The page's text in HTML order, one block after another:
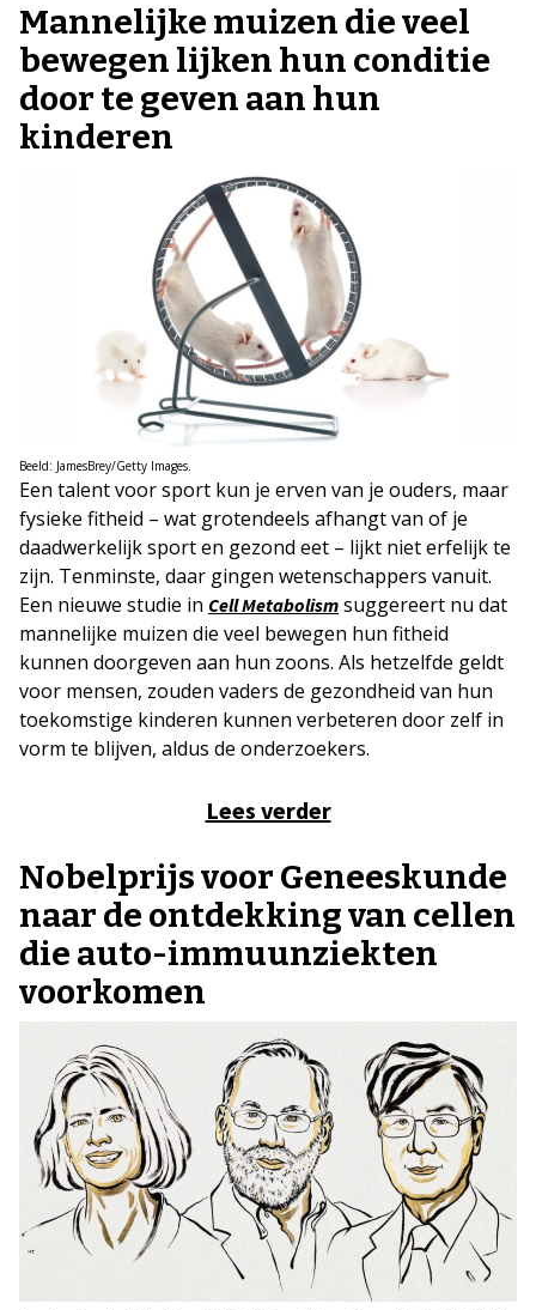
Mannelijke muizen die veel
bewegen lijken hun conditie
door te geven aan hun
kinderen
Beeld: JamesBrey/Getty Images.
Een talent voor sport kun je erven van je ouders, maar
fysieke fitheid – wat grotendeels afhangt van of je
daadwerkelijk sport en gezond eet – lijkt niet erfelijk te
zijn. Tenminste, daar gingen wetenschappers vanuit.
Een nieuwe studie in Cell Metabolism suggereert nu dat
mannelijke muizen die veel bewegen hun fitheid
kunnen doorgeven aan hun zoons. Als hetzelfde geldt
voor mensen, zouden vaders de gezondheid van hun
toekomstige kinderen kunnen verbeteren door zelf in
vorm te blijven, aldus de onderzoekers.
Lees verder
Nobelprijs voor Geneeskunde
naar de ontdekking van cellen
die auto-immuunziekten
voorkomen